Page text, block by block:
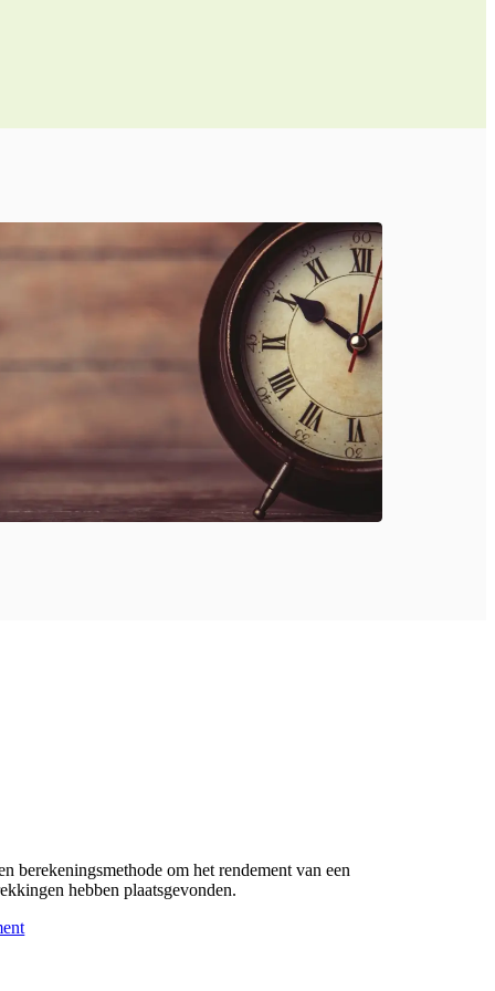
berekeningsmethode om het rendement van een
hebben plaatsgevonden.